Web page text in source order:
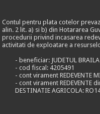
Contul pentru plata cotelor
alin. 2 lit. a) si b) din Hotararea
procedurii privind incasarea
activitati de exploatare a
- beneficiar: JUDETUL BRAILA
- cod fiscal: 4205491
- cont virament REDEVENTE
- cont virament REDEVENTE
DESTINATIE AGRICOLA: